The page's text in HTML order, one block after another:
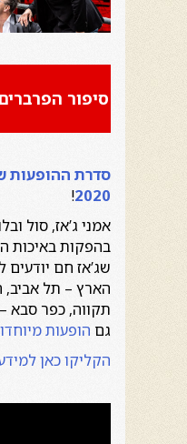
סיפור
2020
!
אמני ג’אז, סול
בהפקות באיכות
שג’אז חם
הארץ – תל אביב,
תקווה, כפר סבא
גם הופעות
הקליקו כאן